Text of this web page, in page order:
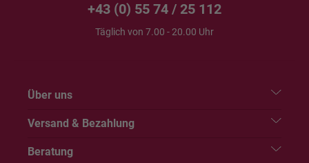
+43 (0) 55 74 / 25 112
Täglich von 7.00 - 20.00 Uhr
Über uns
Versand & Bezahlung
Beratung